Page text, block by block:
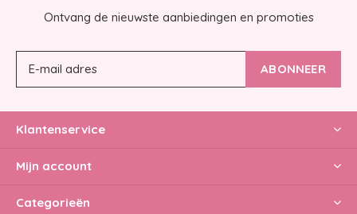
Ontvang de nieuwste aanbiedingen en promoties
ABONNEER
Klantenservice
Mijn account
Categorieën